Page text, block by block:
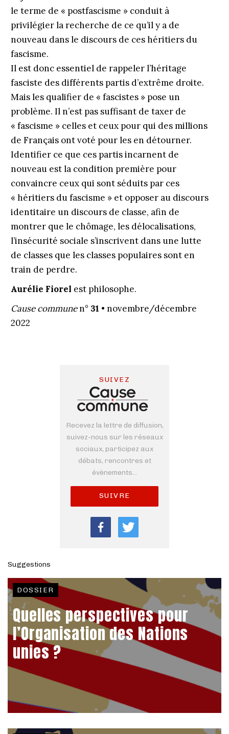
le terme de « postfascisme » conduit à
privilégier la recherche de ce qu’il y a de
nouveau dans le discours de ces héritiers du
fascisme.
Il est donc essentiel de rappeler l’héritage
fasciste des différents partis d’extrême droite.
Mais les qualifier de « fascistes » pose un
problème. Il n’est pas suffisant de taxer de
« fascisme » celles et ceux pour qui des millions
de Français ont voté pour les en détourner.
Identifier ce que ces partis incarnent de
nouveau est la condition première pour
convaincre ceux qui sont séduits par ces
« héritiers du fascisme » et opposer au discours
identitaire un discours de classe, afin de
montrer que le chômage, les délocalisations,
l’insécurité sociale s’inscrivent dans une lutte
de classes que les classes populaires sont en
train de perdre.
Aurélie Fiorel est philosophe.
Cause communen° 31 • novembre/décembre
2022
SUIVEZ
Recevez la lettre de diffusion,
suivez-nous sur les réseaux
sociaux, participez aux
débats, rencontres et
évènements...
SUIVRE
Suggestions
DOSSIER
Quelles perspectives pour
l’Organisation des Nations
unies ?